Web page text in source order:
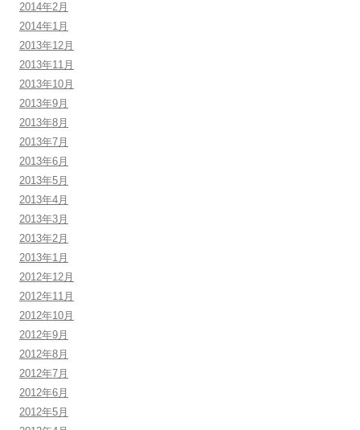
2014年2月
2014年1月
2013年12月
2013年11月
2013年10月
2013年9月
2013年8月
2013年7月
2013年6月
2013年5月
2013年4月
2013年3月
2013年2月
2013年1月
2012年12月
2012年11月
2012年10月
2012年9月
2012年8月
2012年7月
2012年6月
2012年5月